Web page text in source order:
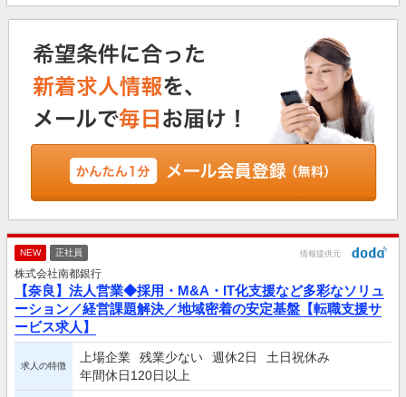
NEW 正社員 情報提供元
株式会社南都銀行
【奈良】法人営業◆採用・M&A・IT化支援など多彩なソリュ
ーション／経営課題解決／地域密着の安定基盤【転職支援サ
ービス求人】
求人の特徴
上場企業 残業少ない 週休2日
土日祝休み
年間休日120日以上